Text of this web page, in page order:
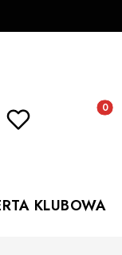
KLUBOWA